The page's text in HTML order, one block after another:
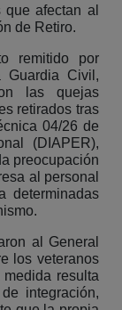
afectan al
de Retiro.
remitido por
Guardia Civil,
las quejas
retirados tras
04/26 de
(DIAPER),
preocupación
al personal
determinadas
al General
los veteranos
resulta
integración,